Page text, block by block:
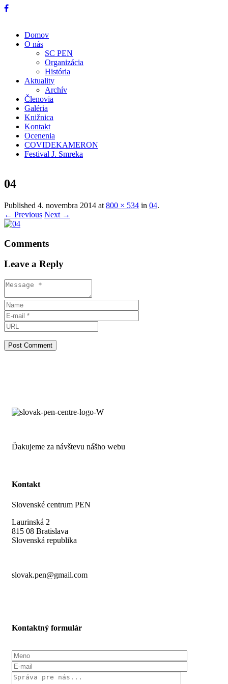
Domov
O nás
SC PEN
Organizácia
História
Aktuality
Archív
Členovia
Galéria
Knižnica
Kontakt
Ocenenia
COVIDEKAMERON
Festival J. Smreka
04
Published 4. novembra 2014 at 800 × 534 in 04.
← Previous Next →
Comments
Leave a Reply
Ďakujeme za návštevu nášho webu
Kontakt
Slovenské centrum PEN
Laurinská 2
815 08 Bratislava
Slovenská republika
slovak.pen@gmail.com
Kontaktný formulár